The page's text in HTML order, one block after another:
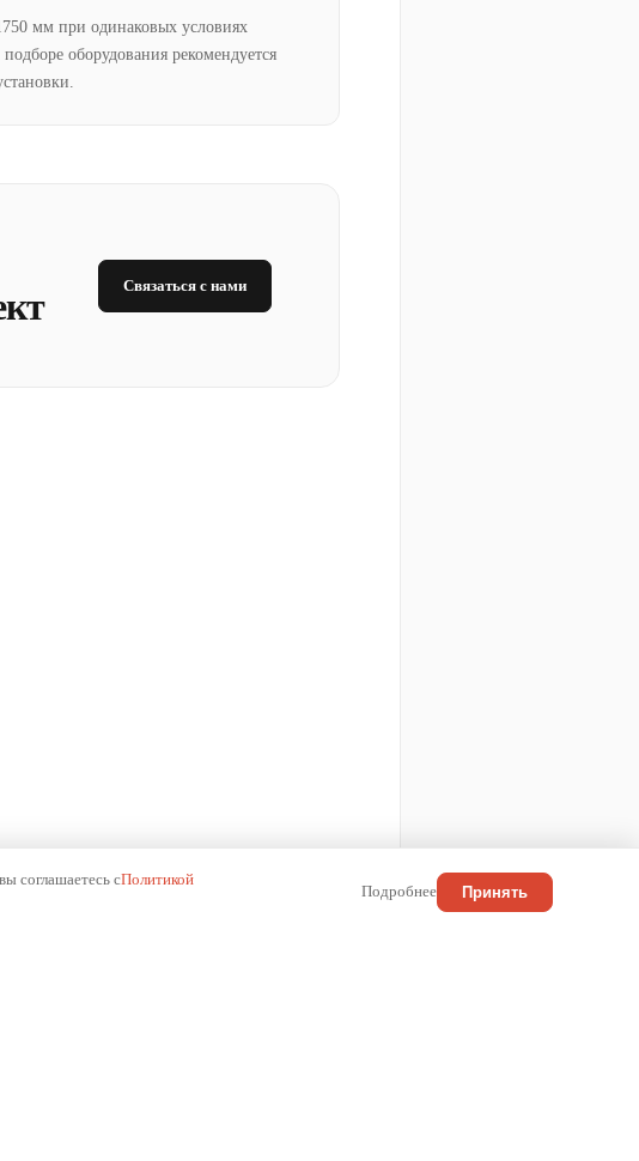
мм при одинаковых условиях
оборудования рекомендуется
Связаться с нами
соглашаетесь сПолитикой
Подробнее Принять